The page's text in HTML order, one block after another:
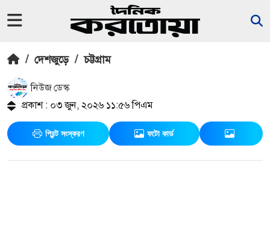
/ দেশজুড়ে / চট্টগ্রাম
নিউজ ডেস্ক
প্রকাশ : ০৩ জুন, ২০২৬ ১১:৫৬ পিএম
প্রিন্ট সংস্করণ ফটো কার্ড